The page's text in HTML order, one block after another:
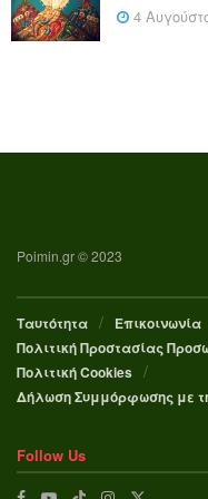
4
Poimin.gr © 2023
Ταυτότητα Επικοινωνία
Πολιτική Προστασίας
Πολιτική Cookies
Δήλωση Συμμόρφωσης με
Follow Us